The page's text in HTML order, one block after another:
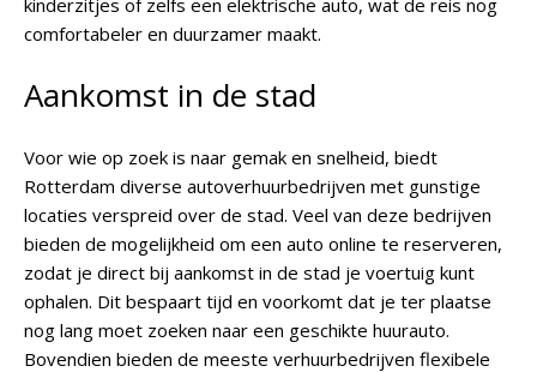
comfortabeler en duurzamer maakt.
Aankomst in de stad
Voor wie op zoek is naar gemak en snelheid, biedt
Rotterdam diverse autoverhuurbedrijven met gunstige
locaties verspreid over de stad. Veel van deze bedrijven
bieden de mogelijkheid om een auto online te reserveren,
zodat je direct bij aankomst in de stad je voertuig kunt
ophalen. Dit bespaart tijd en voorkomt dat je ter plaatse
nog lang moet zoeken naar een geschikte huurauto.
Bovendien bieden de meeste verhuurbedrijven flexibele